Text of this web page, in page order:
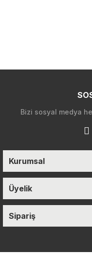
Bizi sosyal medya
Kurumsal
Üyelik
Sipariş